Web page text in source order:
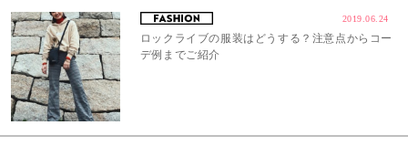
2019.06.24
ロックライブの服装はどうする？注意点からコー
デ例までご紹介